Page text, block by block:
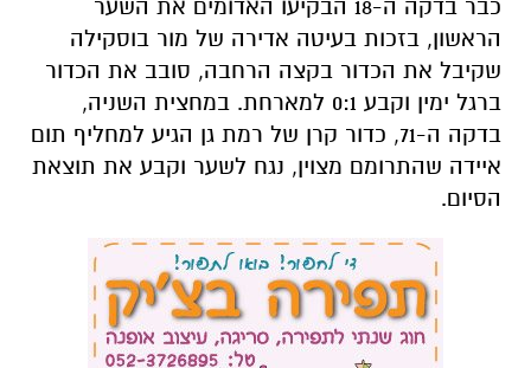
בדקה ה-71, כדור קרן של רמת גן הגיע למחליף תום
איידה שהתרומם מצוין, נגח לשער וקבע את תוצאת
הסיום.